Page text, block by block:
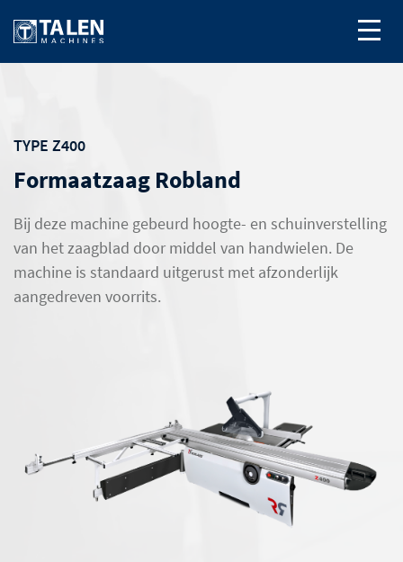
TYPE Z400
Formaatzaag Robland
Bij deze machine gebeurd hoogte- en schuinverstelling
van het zaagblad door middel van handwielen. De
machine is standaard uitgerust met afzonderlijk
aangedreven voorrits.